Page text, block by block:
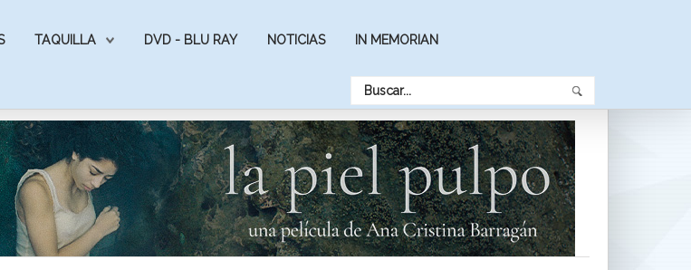
TAQUILLA DVD - BLU RAY NOTICIAS IN MEMORIAN